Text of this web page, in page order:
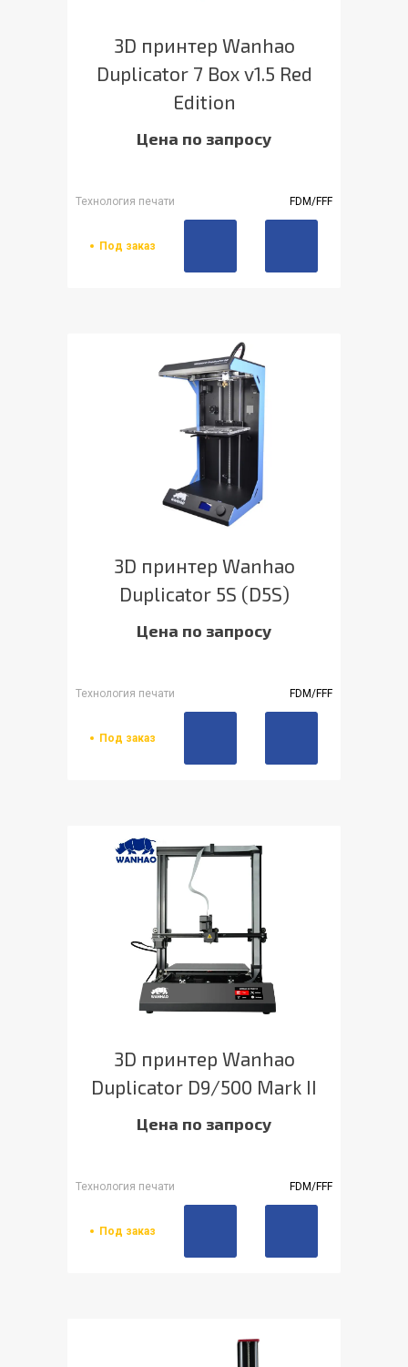
3D принтер Wanhao
Duplicator 7 Box v1.5 Red
Edition
Цена по запросу
Технология печати FDM/FFF
Под заказ
3D принтер Wanhao
Duplicator 5S (D5S)
Цена по запросу
Технология печати FDM/FFF
Под заказ
3D принтер Wanhao
Duplicator D9/500 Mark II
Цена по запросу
Технология печати FDM/FFF
Под заказ